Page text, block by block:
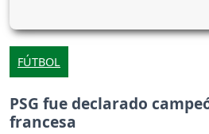
FÚTBOL
PSG fue declarado
francesa